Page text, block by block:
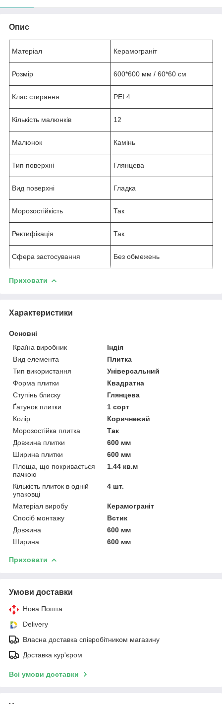
Опис
Матеріал Керамограніт
Розмір 600*600 мм / 60*60 см
Клас стирання PEI 4
Кількість малюнків 12
Малюнок Камінь
Тип поверхні Глянцева
Вид поверхні Гладка
Морозостійкість Так
Ректифікація Так
Сфера застосування Без обмежень
Приховати
Характеристики
Основні
Країна виробник
Індія
Вид елемента
Плитка
Тип використання
Універсальний
Форма плитки
Квадратна
Ступінь блиску
Глянцева
Ґатунок плитки
1 сорт
Колір
Коричневий
Морозостійка плитка
Так
Довжина плитки
600 мм
Ширина плитки
600 мм
Площа, що покривається
пачкою
1.44 кв.м
Кількість плиток в одній
упаковці
4 шт.
Матеріал виробу
Керамограніт
Спосіб монтажу
Встик
Довжина
600 мм
Ширина
600 мм
Приховати
Умови доставки
Нова Пошта
Delivery
Власна доставка співробітником магазину
Доставка кур'єром
Всі умови доставки